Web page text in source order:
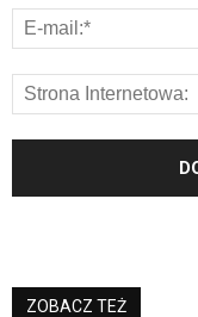
ZOBACZ TEŻ